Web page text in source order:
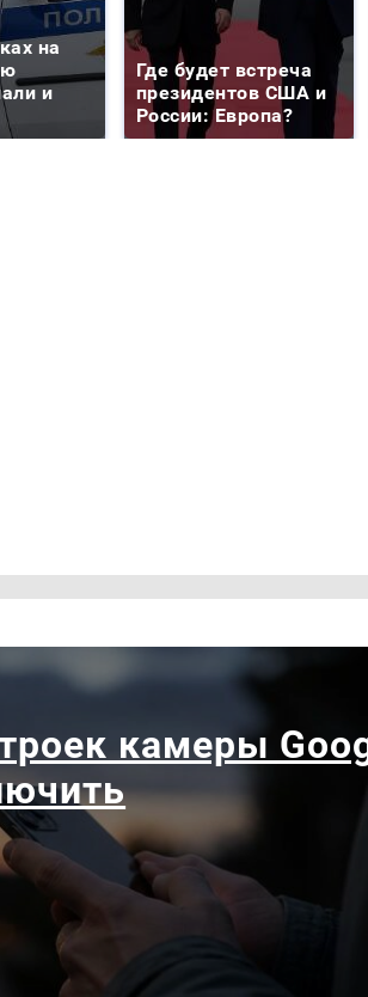
на
и
Где будет встреча
президентов США и
России: Европа?
камеры